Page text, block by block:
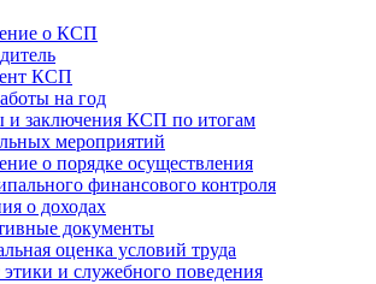
о КСП
КСП
на год
и заключения КСП по итогам
мероприятий
о порядке осуществления
финансового контроля
о доходах
документы
оценка условий труда
этики и служебного поведения